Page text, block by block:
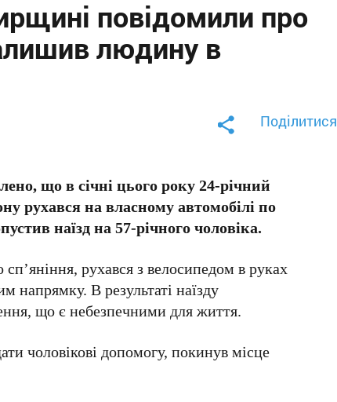
повідомили про
людину в
Поділитися
що в січні цього року 24-річний
рухався на власному автомобілі по
наїзд на 57-річного чоловіка.
рухався з велосипедом в руках
напрямку. В результаті наїзду
що є небезпечними для життя.
чоловікові допомогу, покинув місце